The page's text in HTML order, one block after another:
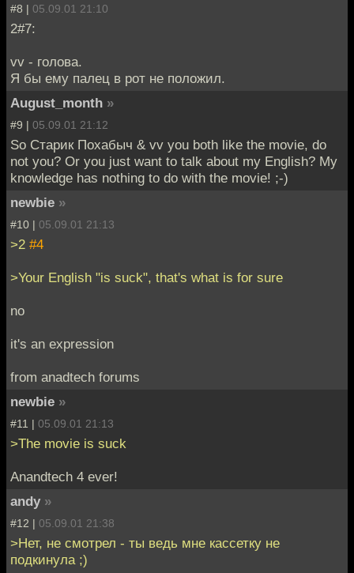
#8 | 05.09.01 21:10
2#7:
vv - голова.
Я бы ему палец в рот не положил.
August_month »
#9 | 05.09.01 21:12
So Старик Похабыч & vv you both like the movie, do
not you? Or you just want to talk about my English? My
knowledge has nothing to do with the movie! ;-)
newbie »
#10 | 05.09.01 21:13
>2 #4
>Your English "is suck", that's what is for sure
no
it's an expression
from anadtech forums
newbie »
#11 | 05.09.01 21:13
>The movie is suck
Anandtech 4 ever!
andy »
#12 | 05.09.01 21:38
>Нет, не смотрел - ты ведь мне кассетку не
подкинула ;)